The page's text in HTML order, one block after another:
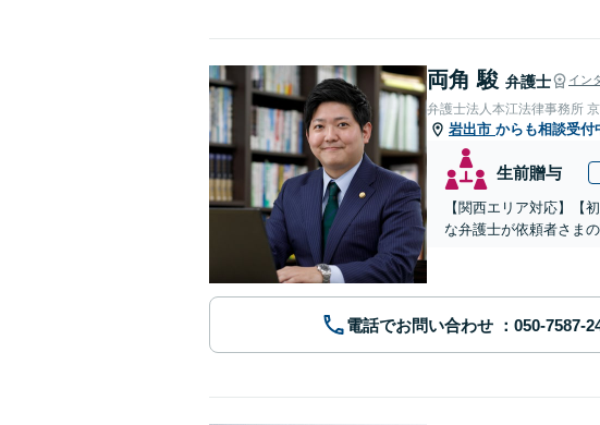
両角 駿 弁護士 イン
弁護士法人本江法律事務所
岩出市 からも相談受付
生前贈与
【関西エリア対応】【
な弁護士が依頼者さま
電話でお問い合わせ